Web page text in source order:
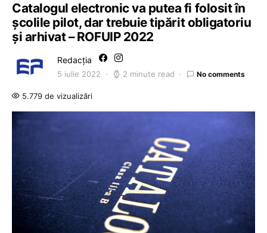
Catalogul electronic va putea fi folosit în
școlile pilot, dar trebuie tipărit obligatoriu
și arhivat – ROFUIP 2022
Redacția
5 iulie 2022 2 minute read No comments
5.779 de vizualizări